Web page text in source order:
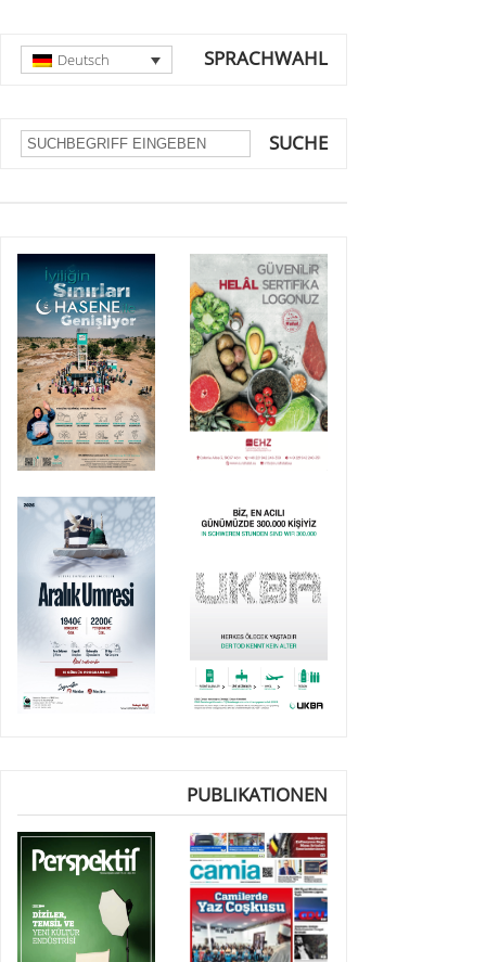
SPRACHWAHL
Deutsch
SUCHE
PUBLIKATIONEN